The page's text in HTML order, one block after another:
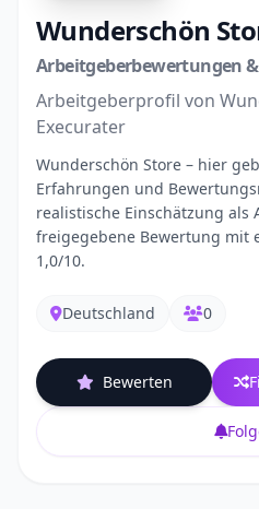
Wunderschön
Arbeitgeberbewertungen
Arbeitgeberprofil von
Execurater
Wunderschön Store – hier
Erfahrungen und
realistische Einschätzung als
freigegebene Bewertung mit
1,0/10.
Deutschland 0
Bewerten